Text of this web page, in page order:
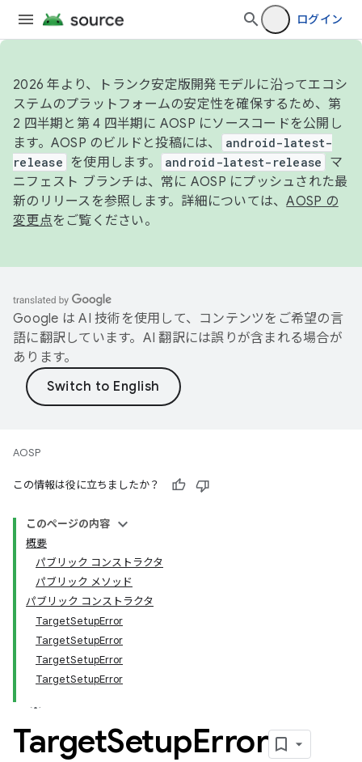
ログイン
2026 年より、トランク安定版開発モデルに沿ってエコシ
ステムのプラットフォームの安定性を確保するため、第
2 四半期と第 4 四半期に AOSP にソースコードを公開し
ます。AOSP のビルドと投稿には、
android-latest-
release
を使用します。 android-latest-release
マ
ニフェスト ブランチは、常に AOSP にプッシュされた最
新のリリースを参照します。詳細については、AOSP の
変更点をご覧ください。
Google は AI 技術を使用して、コンテンツをご希望の言
語に翻訳しています。AI 翻訳には誤りが含まれる場合が
あります。
AOSP
この情報は役に立ちましたか？
このページの内容
概要
パブリック コンストラクタ
パブリック メソッド
パブリック コンストラクタ
TargetSetupError
TargetSetupError
TargetSetupError
TargetSetupError
TargetSetupError